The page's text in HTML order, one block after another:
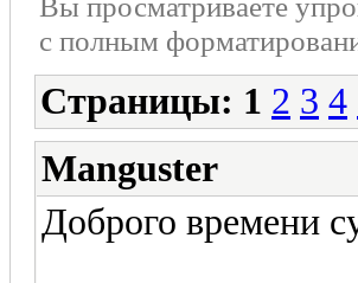
с полным
Страницы: 1 2 3 4
Manguster
Доброго времени